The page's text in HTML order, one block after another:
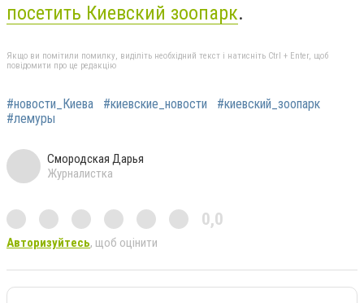
посетить Киевский зоопарк.
Якщо ви помітили помилку, виділіть необхідний текст і натисніть Ctrl + Enter, щоб
повідомити про це редакцію
#новости_Киева #киевские_новости
#киевский_зоопарк
#лемуры
Смородская Дарья
Журналистка
0,0
Авторизуйтесь, щоб оцінити